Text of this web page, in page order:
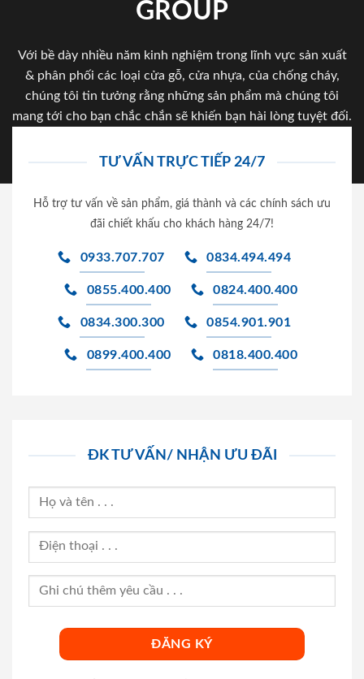
GROUP
Với bề dày nhiều năm kinh nghiệm trong lĩnh vực sản xuất
& phân phối các loại cửa gỗ, cửa nhựa, của chống cháy,
chúng tôi tin tưởng rằng những sản phẩm mà chúng tôi
mang tới cho bạn chắc chắn sẽ khiến bạn hài lòng tuyệt đối.
TƯ VẤN TRỰC TIẾP 24/7
Hỗ trợ tư vấn về sản phẩm, giá thành và các chính sách ưu
đãi chiết khấu cho khách hàng 24/7!
0933.707.707 0834.494.494
0855.400.400 0824.400.400
0834.300.300 0854.901.901
0899.400.400 0818.400.400
ĐK TƯ VẤN/ NHẬN ƯU ĐÃI